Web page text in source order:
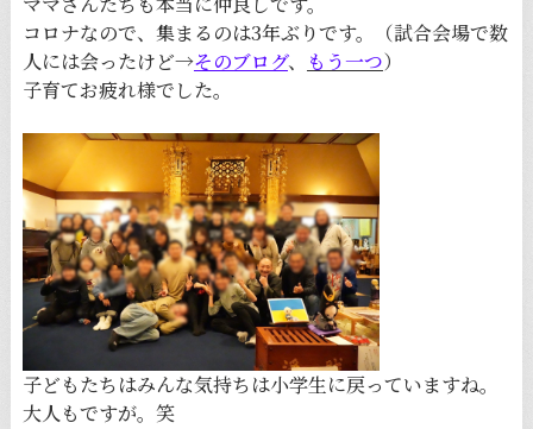
コロナなので、集まるのは3年ぶりです。（試合会場で数
人には会ったけど→そのブログ、 もう一つ）
子育てお疲れ様でした。
子どもたちはみんな気持ちは小学生に戻っていますね。
大人もですが。笑